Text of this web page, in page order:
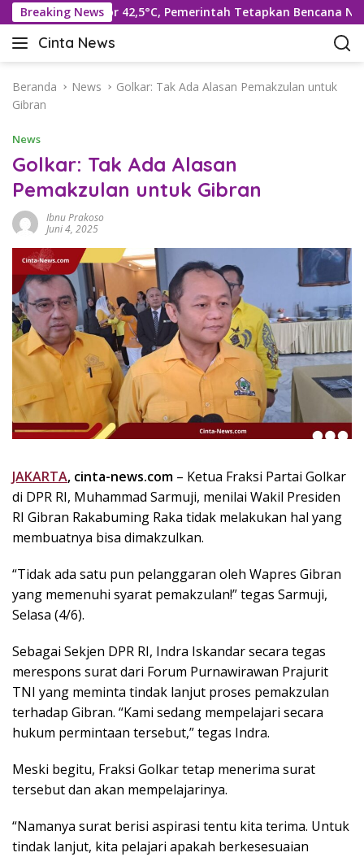
a
Breaking News
Suhu Rekor 42,5°C, Pemerintah Tetapkan Bencana Nasional
Cinta News
C
n
t
N
e
w
s
K
a
b
a
r
e
r
i
,
e
n
u
h
n
p
i
a
s
i
!
Beranda News
Golkar: Tak Ada Alasan Pemakzulan untuk
Gibran
News
Golkar: Tak Ada Alasan
Pemakzulan untuk Gibran
Ibnu Prakoso
Juni 4, 2025
JAKARTA, cinta-news.com – Ketua Fraksi Partai Golkar
di DPR RI, Muhammad Sarmuji, menilai Wakil Presiden
RI Gibran Rakabuming Raka tidak melakukan hal yang
membuatnya bisa dimakzulkan.
“Tidak ada satu pun pelanggaran oleh Wapres Gibran
yang memenuhi syarat pemakzulan!” tegas Sarmuji,
Selasa (4/6).
Sebagai Sekjen DPR RI, Indra Iskandar secara tegas
merespons surat dari Forum Purnawirawan Prajurit
TNI yang meminta tindak lanjut proses pemakzulan
terhadap Gibran. “Kami sedang mempelajari secara
hukum permintaan tersebut,” tegas Indra.
Meski begitu, Fraksi Golkar tetap menerima surat
tersebut dan akan mempelajarinya.
“Namanya surat berisi aspirasi tentu kita terima. Untuk
tindak lanjut, kita pelajari apakah berkesesuaian